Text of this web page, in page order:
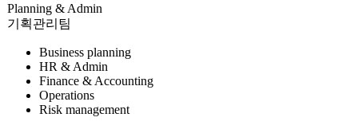
Planning & Admin
기획관리팀
Business planning
HR & Admin
Finance & Accounting
Operations
Risk management